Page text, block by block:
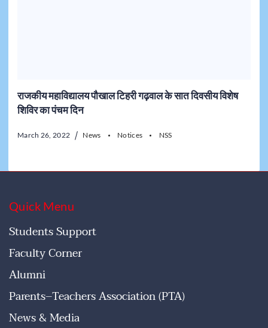
राजकीय महाविद्यालय पौखाल टिहरी गढ़वाल के सात दिवसीय विशेष
शिविर का पंचम दिन
March 26, 2022 News Notices NSS
Quick Menu
Students Support
Faculty Corner
Alumni
Parents–Teachers Association (PTA)
News & Media